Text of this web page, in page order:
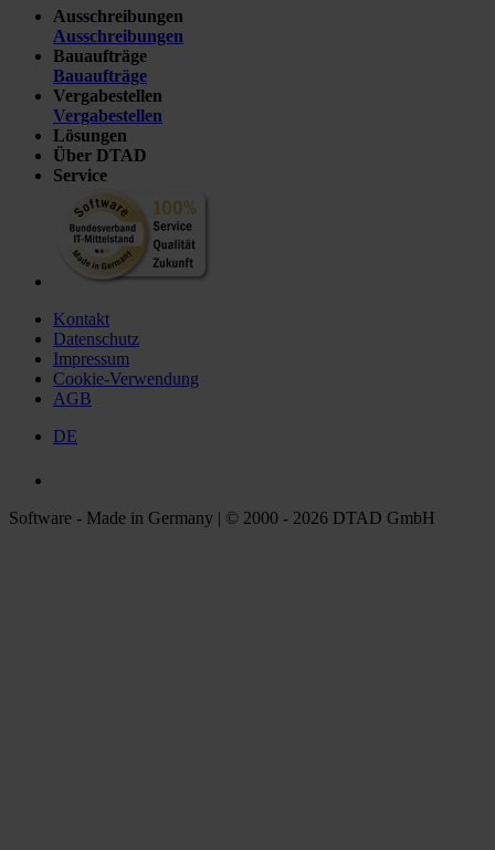
Ausschreibungen
Ausschreibungen
Bauaufträge
Bauaufträge
Vergabestellen
Vergabestellen
Lösungen
Über DTAD
Service
Kontakt
Datenschutz
Impressum
Cookie-Verwendung
AGB
DE
Software - Made in Germany | © 2000 - 2026 DTAD GmbH